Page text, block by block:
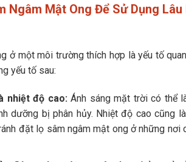
Ngâm Mật Ong Để Sử Dụng Lâu
ở một môi trường thích hợp là yếu tố
yếu tố sau:
nhiệt độ cao:Ánh sáng mặt trời có thể
dưỡng bị phân hủy. Nhiệt độ cao cũng
đặt lọ sâm ngâm mật ong ở những